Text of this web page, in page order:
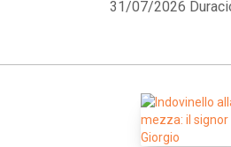
31/07/2026